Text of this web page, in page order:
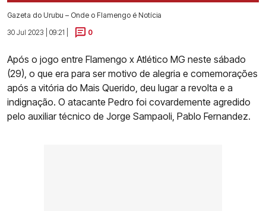
Gazeta do Urubu – Onde o Flamengo é Notícia
30 Jul 2023 | 09:21 |
0
Após o jogo entre Flamengo x Atlético MG neste sábado
(29), o que era para ser motivo de alegria e comemorações
após a vitória do Mais Querido, deu lugar a revolta e a
indignação. O atacante Pedro foi covardemente agredido
pelo auxiliar técnico de Jorge Sampaoli, Pablo Fernandez.